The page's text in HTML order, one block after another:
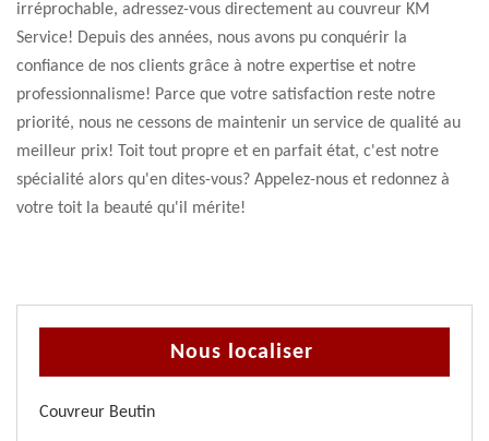
irréprochable, adressez-vous directement au couvreur KM
Service! Depuis des années, nous avons pu conquérir la
confiance de nos clients grâce à notre expertise et notre
professionnalisme! Parce que votre satisfaction reste notre
priorité, nous ne cessons de maintenir un service de qualité au
meilleur prix! Toit tout propre et en parfait état, c'est notre
spécialité alors qu'en dites-vous? Appelez-nous et redonnez à
votre toit la beauté qu'il mérite!
Nous localiser
Couvreur Beutin